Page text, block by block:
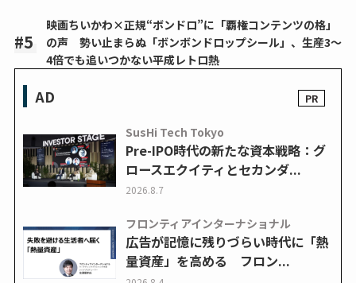
映画ちいかわ×正規“ボンドロ”に「覇権コンテンツの格」
の声 勢い止まらぬ「ボンボンドロップシール」、生産3～
4倍でも追いつかない平成レトロ熱
AD
SusHi Tech Tokyo
Pre-IPO時代の新たな資本戦略：グ
ロースエクイティとセカンダ...
2026.8.7
フロンティアインターナショナル
広告が記憶に残りづらい時代に「熱
量資産」を高める フロン...